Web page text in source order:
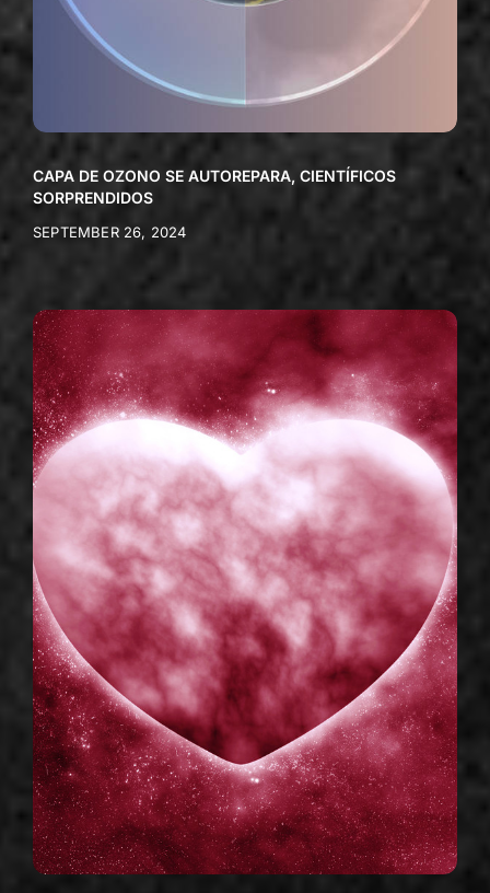
CAPA DE OZONO SE AUTOREPARA, CIENTÍFICOS
SORPRENDIDOS
SEPTEMBER 26, 2024